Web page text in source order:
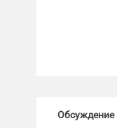
Обсуждение